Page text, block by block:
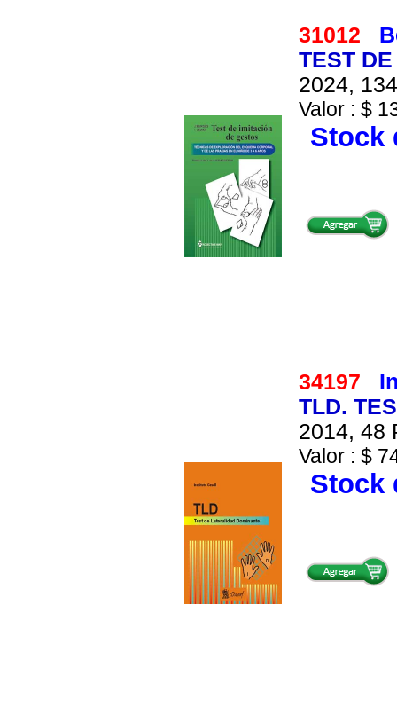
31012
TEST
2024,
Valor : $
Stock
34197
TLD.
2014, 48
Valor : $
Stock